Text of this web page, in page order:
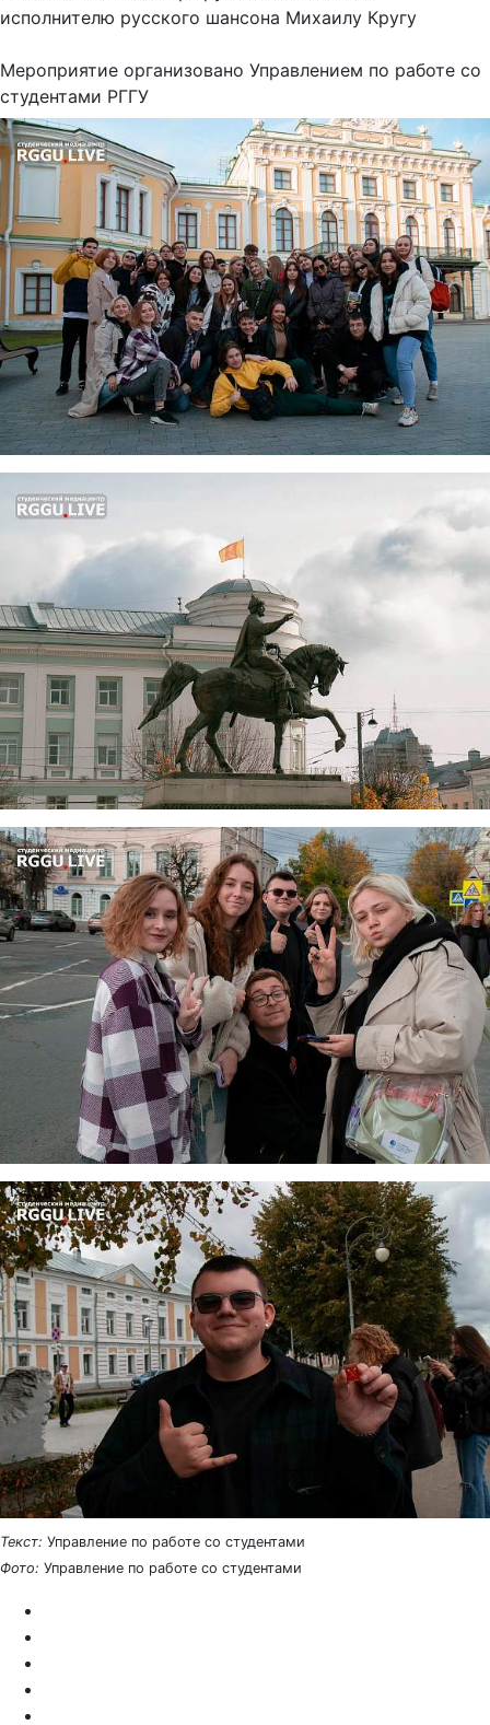
исполнителю русского шансона Михаилу Кругу
Мероприятие организовано Управлением по работе со
студентами РГГУ
Текст: Управление по работе со студентами
Фото: Управление по работе со студентами